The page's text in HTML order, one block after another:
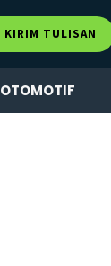
KIRIM TULISAN
OTOMOTIF